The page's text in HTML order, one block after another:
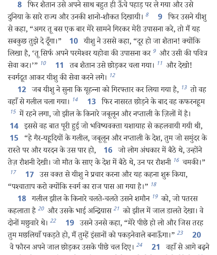
8 फिर शैतान उसे अपने साथ बहुत ही ऊँचे पहाड़ पर ले गया और उसे
दुनिया के सारे राज्य और उनकी शानो-शौकत दिखायी। 8 9 फिर उसने यीशु
से कहा, “अगर तू बस एक बार मेरे सामने गिरकर मेरी उपासना करे, तो मैं यह
सबकुछ तुझे दे दूँगा।”
10 यीशु ने उससे कहा, “दूर हो जा शैतान! क्योंकि
लिखा है, ‘तू सिर्फ अपने परमेश्‍वर यहोवा की उपासना कर 9 और उसी की पवित्र
सेवा कर।’” 10 11 तब शैतान उसे छोड़कर चला गया। 11 और देखो!
स्वर्गदूत आकर यीशु की सेवा करने लगे। 12
12 जब यीशु ने सुना कि यूहन्‍ना को गिरफ्तार कर लिया गया है, 13 तो वह
वहाँ से गलील चला गया। 14 13 फिर नासरत छोड़ने के बाद वह कफरनहूम
15 में रहने लगा, जो झील के किनारे जबूलून और नप्ताली के ज़िलों में है।
14 इससे वह बात पूरी हुई जो भविष्यवक्‍ता यशायाह से कहलवायी गयी थी,
15
“हे गैर-यहूदियों के गलील, जबूलून और नप्ताली के देश, तुम जो समुंदर के
रास्ते पर और यरदन के उस पार हो,
16 जो लोग अंधकार में बैठे थे, उन्होंने
तेज़ रौशनी देखी। जो मौत के साए के देश में बैठे थे, उन पर रौशनी 16 चमकी।”
17 17 उस वक्‍त से यीशु ने प्रचार करना और यह कहना शुरू किया,
“पश्‍चाताप करो क्योंकि स्वर्ग का राज पास आ गया है।” 18
18 गलील झील के किनारे चलते-चलते उसने शमौन 19 को, जो पतरस
कहलाता है 20 और उसके भाई अन्द्रियास 21 को झील में जाल डालते देखा। वे
दोनों मछुवारे थे। 22 19 उसने उनसे कहा, “मेरे पीछे हो लो और जिस तरह
तुम मछलियाँ पकड़ते हो, मैं तुम्हें इंसानों को पकड़नेवाले बनाऊँगा।” 23 20
वे फौरन अपने जाल छोड़कर उसके पीछे चल दिए। 24 21
वहाँ से आगे बढ़ने